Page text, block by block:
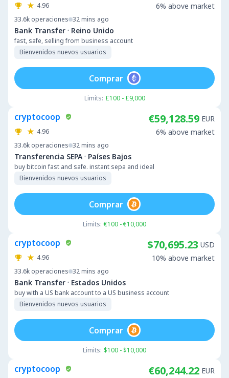
4.96
33.6k operaciones 32 mins ago
Bank Transfer · Reino Unido
fast, safe, selling from business account
Bienvenidos nuevos usuarios
6% above market
Limits: £100 - £9,000
Comprar
cryptocoop
4.96
33.6k operaciones 32 mins ago
Transferencia SEPA · Países Bajos
buy bitcoin fast and safe. instant sepa and ideal
Bienvenidos nuevos usuarios
€59,128.59 EUR
6% above market
Limits: €100 - €10,000
Comprar
cryptocoop
4.96
33.6k operaciones 32 mins ago
Bank Transfer · Estados Unidos
buy with a US bank account to a US business account
Bienvenidos nuevos usuarios
$70,695.23 USD
10% above market
Limits: $100 - $10,000
Comprar
cryptocoop €60,244.22 EUR